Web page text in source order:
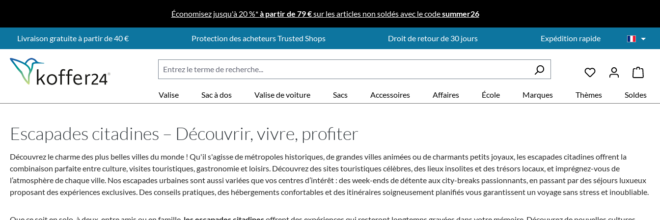
Économisez jusqu'à 20 %*à partir de 79 €sur les articles non soldés avec le codesummer26
Livraison gratuite à partir de 40 € Protection des acheteurs Trusted Shops Droit de retour de 30 jours Expédition rapide
Valise Sac à dos Valise de voiture Sacs Accessoires Affaires École Marques Thèmes Soldes
Escapades citadines – Découvrir, vivre, profiter
Découvrez le charme des plus belles villes du monde ! Qu'il s'agisse de métropoles historiques, de grandes villes animées ou de charmants petits joyaux, les escapades citadines offrent la
combinaison parfaite entre culture, visites touristiques, gastronomie et loisirs. Découvrez des sites touristiques célèbres, des lieux insolites et des trésors locaux, et imprégnez-vous de
l’atmosphère de chaque ville. Nos escapades urbaines sont aussi variées que vos centres d’intérêt : des week-ends de détente aux city-breaks passionnants, en passant par des séjours luxueux
proposant des expériences exclusives. Des conseils pratiques, des hébergements confortables et des itinéraires soigneusement planifiés vous garantissent un voyage sans stress et inoubliable.